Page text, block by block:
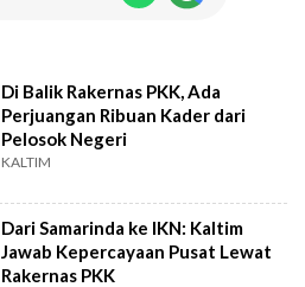
Di Balik Rakernas PKK, Ada
Perjuangan Ribuan Kader dari
Pelosok Negeri
KALTIM
Dari Samarinda ke IKN: Kaltim
Jawab Kepercayaan Pusat Lewat
Rakernas PKK